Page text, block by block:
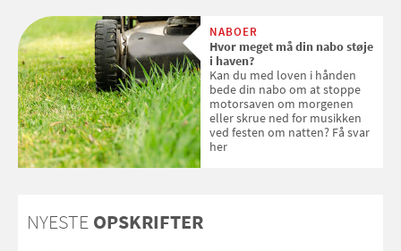
med SPF kan erstatte
solcreme, når man bevæger
sig ud i solen
NABOER
Hvor meget må din nabo støje
i haven?
Kan du med loven i hånden
bede din nabo om at stoppe
motorsaven om morgenen
eller skrue ned for musikken
ved festen om natten? Få svar
her
NYESTE OPSKRIFTER